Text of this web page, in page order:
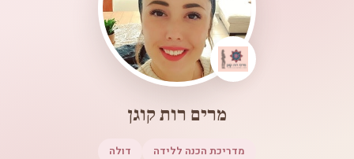
מרים רות קוגן
מדריכת הכנה ללידה דולה